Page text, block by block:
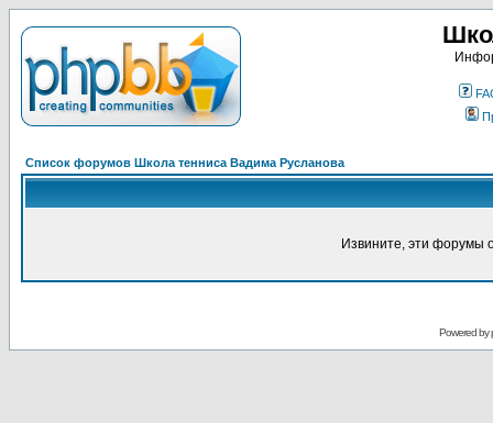
Список форумов Школа тенниса Вадима Русланова
Извините, эти форумы
Powered by